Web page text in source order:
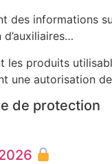
des informations
les produits
une autorisation
de protection